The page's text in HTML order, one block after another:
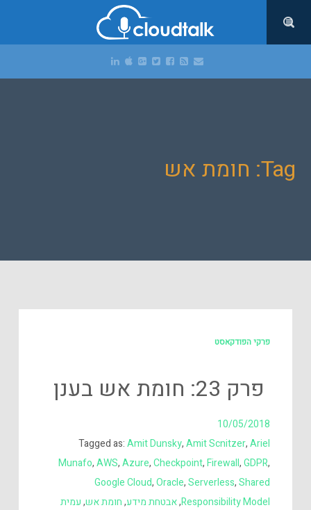
Tag: חומת אש
פרקי הפודקאסט
פרק 23: חומת אש בענן
10/05/2018
Tagged as:Amit Dunsky,Amit Scnitzer,Ariel
Munafo,AWS,Azure,Checkpoint,Firewall,GDPR,
Google Cloud,Oracle,Serverless,Shared
Responsibility Model
,אבטחת מידע,חומת אש,עמית